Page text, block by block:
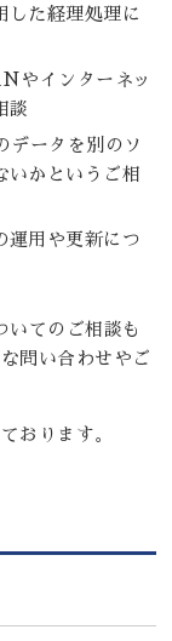
した経理処理に
やインターネッ
談
ータを別のソ
いかというご相
運用や更新につ
いてのご相談も
問い合わせやご
おります。